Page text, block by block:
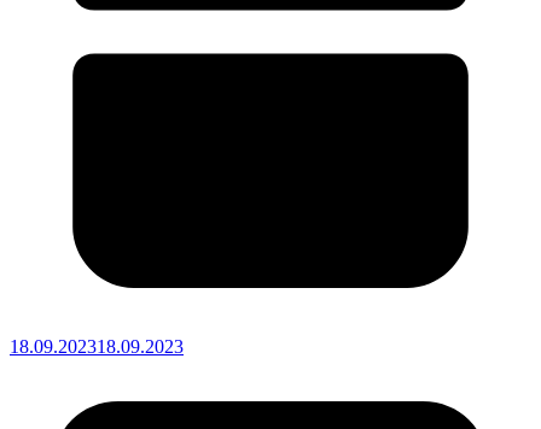
18.09.202318.09.2023